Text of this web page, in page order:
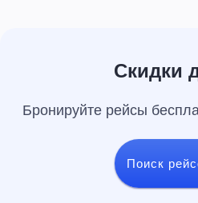
Скидки
Бронируйте рейсы
Поиск